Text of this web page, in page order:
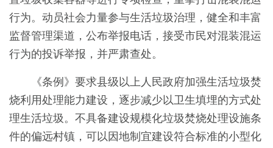
行为。动员社会力量参与生活垃圾治理，健全和丰富
监督管理渠道，公布举报电话，接受市民对混装混运
行为的投诉举报，并严肃查处。
《条例》要求县级以上人民政府加强生活垃圾焚
烧利用处理能力建设，逐步减少以卫生填埋的方式处
理生活垃圾。不具备建设规模化垃圾焚烧处理设施条
件的偏远村镇，可以因地制宜建设符合标准的小型化